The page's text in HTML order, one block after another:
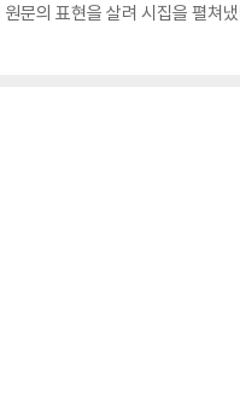
문의 표현을 살려 시집을 펼쳐